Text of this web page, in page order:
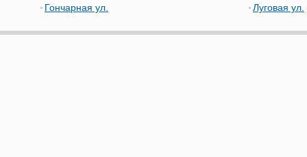
Гончарная ул.
Луговая ул.